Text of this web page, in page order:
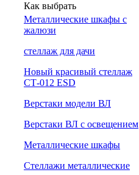
Как выбрать
Металлические шкафы с
жалюзи
cтеллаж для дачи
Новый красивый стеллаж
СТ-012 ESD
Верстаки модели ВЛ
Верстаки ВЛ с освещением
Металлические шкафы
Стеллажи металлические